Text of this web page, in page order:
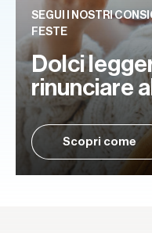
SEGUI I NOSTRI
FESTE
Dolci
rinunciare
Scopri come